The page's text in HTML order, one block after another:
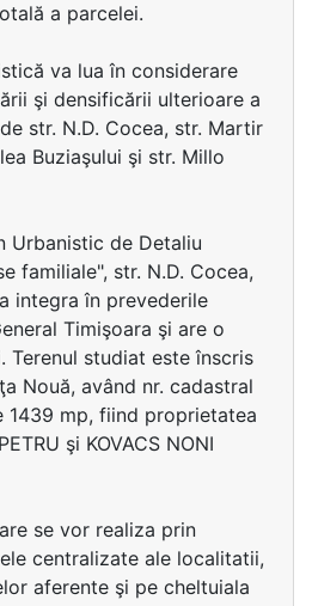
a parcelei.
va lua în considerare
şi densificării ulterioare a
str. N.D. Cocea, str. Martir
Buziaşului şi str. Millo
Urbanistic de Detaliu
familiale", str. N.D. Cocea,
integra în prevederile
Timişoara şi are o
Terenul studiat este înscris
Nouă, având nr. cadastral
1439 mp, fiind proprietatea
şi KOVACS NONI
se vor realiza prin
centralizate ale localitatii,
aferente şi pe cheltuiala